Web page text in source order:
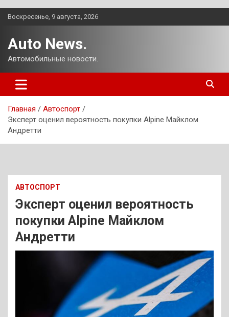
Перейти
Воскресенье, 9 августа, 2026
Auto News.
Автомобильные новости.
Главная
Автоспорт
Эксперт оценил вероятность покупки Alpine Майклом
Андретти
АВТОСПОРТ
Эксперт оценил вероятность
покупки Alpine Майклом
Андретти